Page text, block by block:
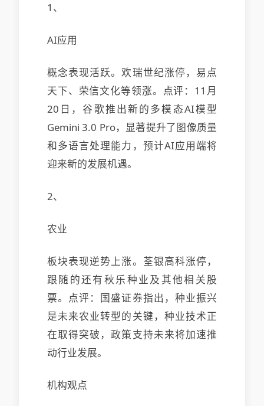
1、
AI应用
概念表现活跃。欢瑞世纪涨停，易点
天下、荣信文化等领涨。点评：11月
20日，谷歌推出新的多模态AI模型
Gemini 3.0 Pro，显著提升了图像质量
和多语言处理能力，预计AI应用端将
迎来新的发展机遇。
2、
农业
板块表现逆势上涨。荃银高科涨停，
跟随的还有秋乐种业及其他相关股
票。点评：国盛证券指出，种业振兴
是未来农业转型的关键，种业技术正
在取得突破，政策支持未来将加速推
动行业发展。
机构观点